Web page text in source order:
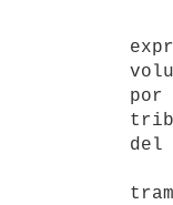
por
del